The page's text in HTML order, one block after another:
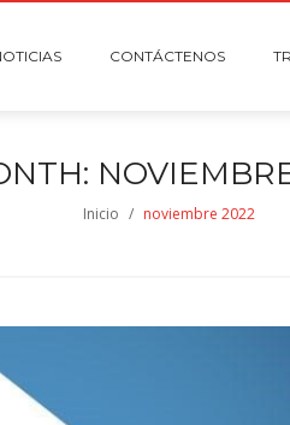
CONTÁCTENOS
Inicio / noviembre 2022